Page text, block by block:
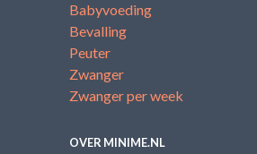
Babyvoeding
Bevalling
Peuter
Zwanger
Zwanger per week
OVER MINIME.NL